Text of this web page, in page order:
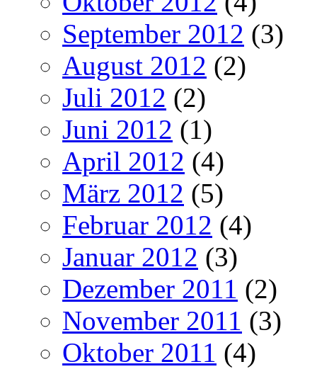
September 2012 (3)
August 2012 (2)
Juli 2012 (2)
Juni 2012 (1)
April 2012 (4)
März 2012 (5)
Februar 2012 (4)
Januar 2012 (3)
Dezember 2011 (2)
November 2011 (3)
Oktober 2011 (4)